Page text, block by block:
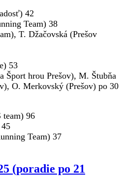
42
Team) 38
T. Džačovská (Prešov
53
Šport hrou Prešov), M. Štubňa
O. Merkovský (Prešov) po 30
96
Team) 37
(poradie po 21